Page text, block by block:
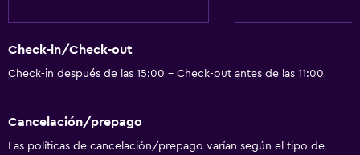
Check-in/Check-out
Check-in después de las 15:00 - Check-out antes de las 11:00
Cancelación/prepago
Las políticas de cancelación/prepago varían según el tipo de